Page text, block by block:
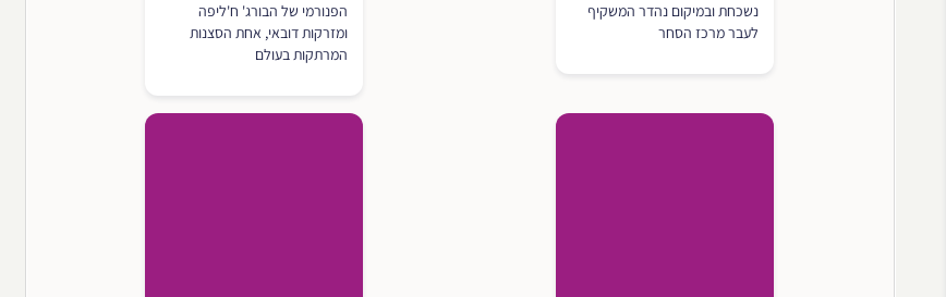
נשכחת ובמיקום נהדר המשקיף
לעבר מרכז הסחר
הפנורמי של הבורג' ח'ליפה
ומזרקות דובאי, אחת הסצנות
המרתקות בעולם